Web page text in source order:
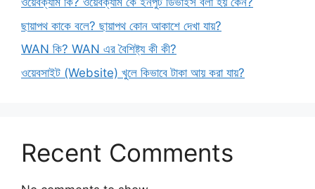
ছায়াপথ কাকে বলে? ছায়াপথ কোন আকাশে দেখা যায়?
WAN কি? WAN এর বৈশিষ্ট্য কী কী?
ওয়েবসাইট (Website) খুলে কিভাবে টাকা আয় করা যায়?
Recent Comments